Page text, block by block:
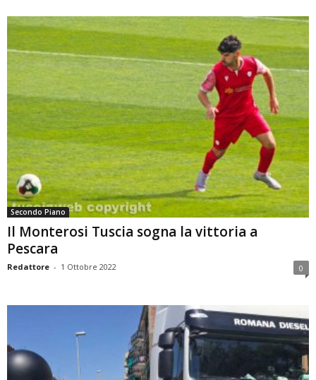
Secondo Piano
Il Monterosi Tuscia sogna la vittoria a
Pescara
Redattore - 1 Ottobre 2022 0